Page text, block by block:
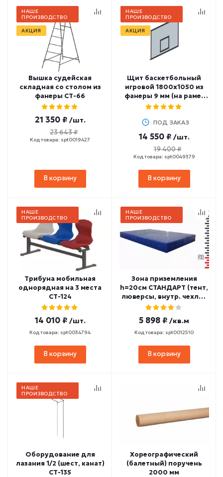
НАШЕ
ПРОИЗВОДСТВО
АКЦИЯ
Вышка судейская
складная со столом из
фанеры СТ-66
21 350 ₽ /шт.
23 643 ₽
Код товара: spt0019427
В корзину
НАШЕ
ПРОИЗВОДСТВО
АКЦИЯ
Щит баскетбольный
игровой 1800х1050 из
фанеры 9 мм (на раме)
СТ-113
ПОД ЗАКАЗ
14 550 ₽ /шт.
19 400 ₽
Код товара: spt0049379
В корзину
НАШЕ
ПРОИЗВОДСТВО
Трибуна мобильная
однорядная на 3 места
СТ-124
14 010 ₽ /шт.
Код товара: spt0034794
В корзину
НАШЕ
ПРОИЗВОДСТВО
Зона приземления
h=20см СТАНДАРТ (тент,
люверсы, внутр. чехлы)
ЗПС20
5 898 ₽ /кв.м
Код товара: spt0012510
В корзину
НАШЕ
ПРОИЗВОДСТВО
Оборудование для
лазания 1/2 (шест, канат)
СТ-135
Хореографический
(балетный) поручень
2000 мм